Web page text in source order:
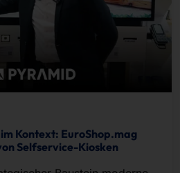
im Kontext: EuroShop.mag
Selfservice-Kiosken